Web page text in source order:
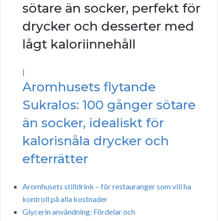
sötare än socker, perfekt för
drycker och desserter med
lågt kaloriinnehåll
|
Aromhusets flytande
Sukralos: 100 gånger sötare
än socker, idealiskt för
kalorisnåla drycker och
efterrätter
Aromhusets stilldrink – för restauranger som vill ha
kontroll på alla kostnader
Glycerin användning: Fördelar och